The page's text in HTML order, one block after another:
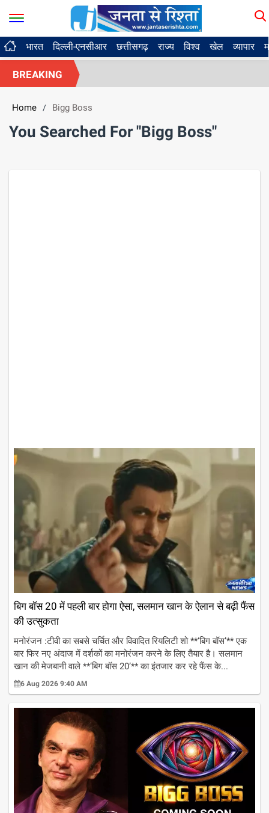
भारत दिल्ली-एनसीआर छत्तीसगढ़ राज्य विश्व खेल व्यापार
BREAKING
Home / Bigg Boss
You Searched For "Bigg Boss"
बिग बॉस 20 में पहली बार होगा ऐसा, सलमान खान के ऐलान से बढ़ी फैंस
की उत्सुकता
मनोरंजन :टीवी का सबसे चर्चित और विवादित रियलिटी शो **‘बिग बॉस’** एक
बार फिर नए अंदाज में दर्शकों का मनोरंजन करने के लिए तैयार है। सलमान
खान की मेजबानी वाले **‘बिग बॉस 20’** का इंतजार कर रहे फैंस के...
6 Aug 2026 9:40 AM